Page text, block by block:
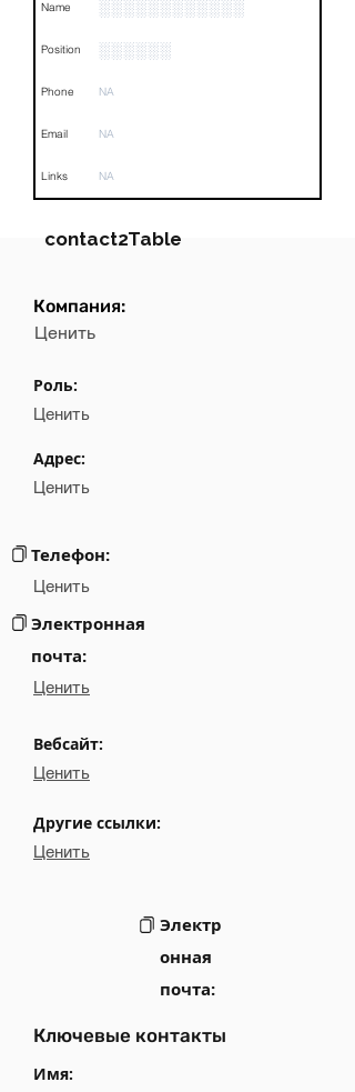
Name ░░░░░░░░░░░░
Position ░░░░░░
Phone NA
Email NA
Links NA
contact2Table
Field
Email
Компания:
Ценить
Роль:
Ценить
Адрес:
Ценить
Телефон:
Ценить
Электронная
почта:
Ценить
Вебсайт:
Ценить
Другие ссылки:
Ценить
Электр
онная
почта:
Ключевые контакты
Имя: